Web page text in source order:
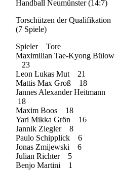
Handball Neumünster (14:7)
Torschützen der Qualifikation
(7 Spiele)
Spieler Tore
Maximilian Tae-Kyong Bülow
23
Leon Lukas Mut 21
Mattis Max Groß 18
Jannes Alexander Heitmann
18
Maxim Boos 18
Yari Mikka Grön 16
Jannik Ziegler 8
Paulo Schipplick 6
Jonas Zmijewski 6
Julian Richter 5
Benjo Martini 1